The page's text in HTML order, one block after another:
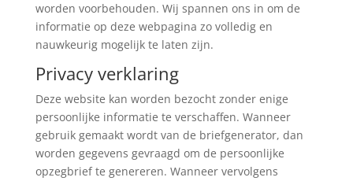
worden voorbehouden. Wij spannen ons in om de
informatie op deze webpagina zo volledig en
nauwkeurig mogelijk te laten zijn.
Privacy verklaring
Deze website kan worden bezocht zonder enige
persoonlijke informatie te verschaffen. Wanneer
gebruik gemaakt wordt van de briefgenerator, dan
worden gegevens gevraagd om de persoonlijke
opzegbrief te genereren. Wanneer vervolgens